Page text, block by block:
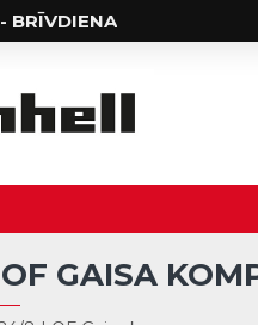
BRĪVDIENA
GAISA